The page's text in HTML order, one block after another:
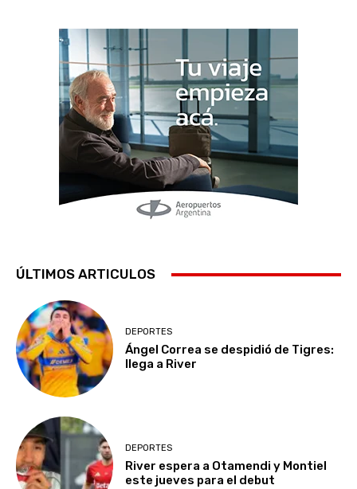
ÚLTIMOS ARTICULOS
DEPORTES
Ángel Correa se despidió de Tigres:
llega a River
DEPORTES
River espera a Otamendi y Montiel
este jueves para el debut